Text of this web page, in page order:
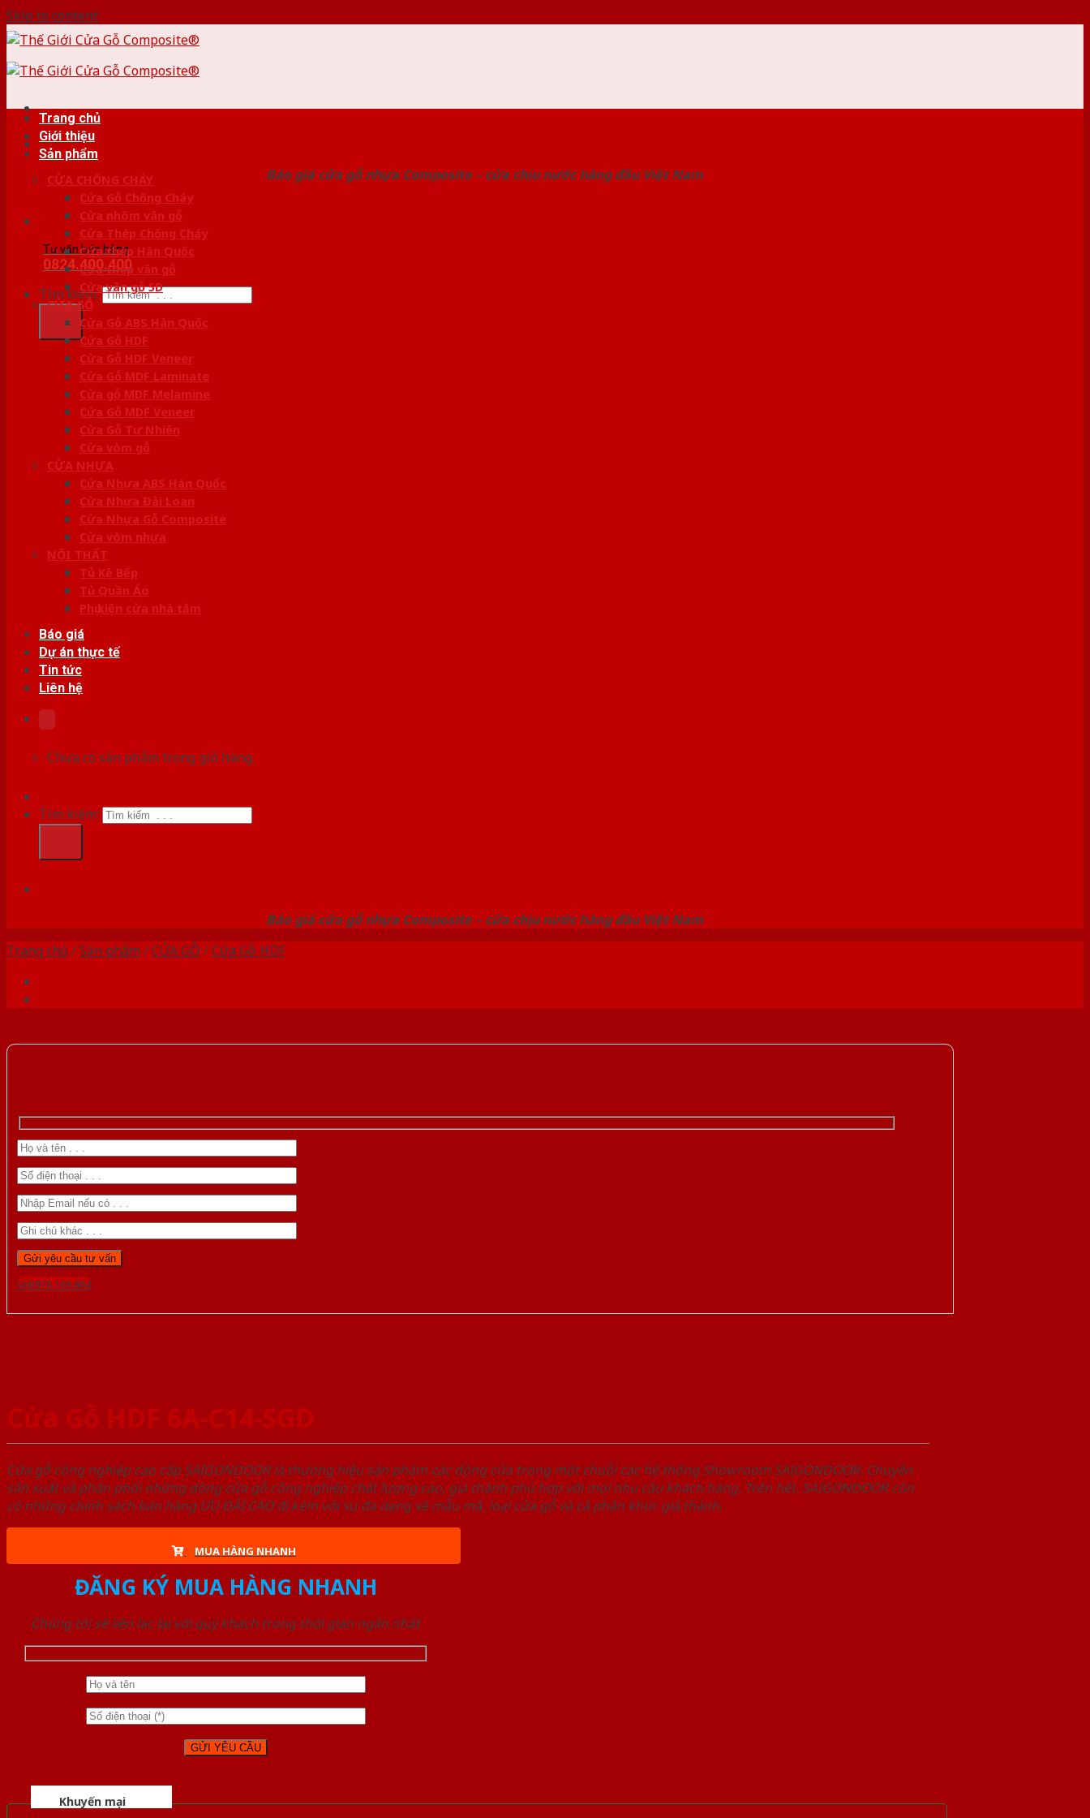
Skip to content
Báo giá cửa gỗ nhựa Composite – cửa chịu nước hàng đầu Việt Nam
Tư vấn bán hàng
0824.400.400
Tìm kiếm:
Trang chủ
Giới thiệu
Sản phẩm
CỬA CHỐNG CHÁY
Cửa Gỗ Chống Cháy
Cửa nhôm vân gỗ
Cửa Thép Chống Cháy
Cửa thép Hàn Quốc
Cửa thép vân gỗ
Cửa vân gỗ 5D
CỬA GỖ
Cửa Gỗ ABS Hàn Quốc
Cửa Gỗ HDF
Cửa Gỗ HDF Veneer
Cửa Gỗ MDF Laminate
Cửa gỗ MDF Melamine
Cửa Gỗ MDF Veneer
Cửa Gỗ Tự Nhiên
Cửa vòm gỗ
CỬA NHỰA
Cửa Nhựa ABS Hàn Quốc
Cửa Nhựa Đài Loan
Cửa Nhựa Gỗ Composite
Cửa vòm nhựa
NỘI THẤT
Tủ Kệ Bếp
Tủ Quần Áo
Phụ kiện cửa nhà tắm
Báo giá
Dự án thực tế
Tin tức
Liên hệ
Chưa có sản phẩm trong giỏ hàng.
Tìm kiếm:
Báo giá cửa gỗ nhựa Composite – cửa chịu nước hàng đầu Việt Nam
Trang chủ /Sản phẩm /CỬA GỖ /Cửa Gỗ HDF
Gọi 0976.169.864
Cửa Gỗ HDF 6A-C14-SGD
Cửa gỗ công nghiệp cao cấp SAIGONDOOR là thương hiệu sản phẩm các dòng cửa trong một chuỗi các hệ thống Showroom SAIGONDOOR. Chuyên
sản xuất và phân phối những dòng cửa gỗ công nghiệp chất lượng cao, giá thành phù hợp với mọi nhu cầu khách hàng. Trên hết, SAIGONDOOR còn
có những chính sách bán hàng ƯU ĐÃI CAO đi kèm với sự đa dạng về mẫu mã, loại cửa gỗ và cả phân khúc giá thành.
MUA HÀNG NHANH
ĐĂNG KÝ MUA HÀNG NHANH
Chúng tôi sẽ liên lạc lại với quý khách trong thời gian ngắn nhất
Khuyến mại